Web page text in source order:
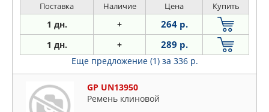
Поставка Наличие Цена Купить
1 дн. + 264 р.
1 дн. + 289 р.
Еще предложение (1) за 336 р.
GP UN13950
Ремень клиновой